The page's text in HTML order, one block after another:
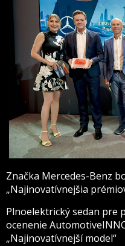
Značka Mercedes-Benz
„Najinovatívnejšia
Plnoelektrický sedan pre
ocenenie
„Najinovatívnejší model“